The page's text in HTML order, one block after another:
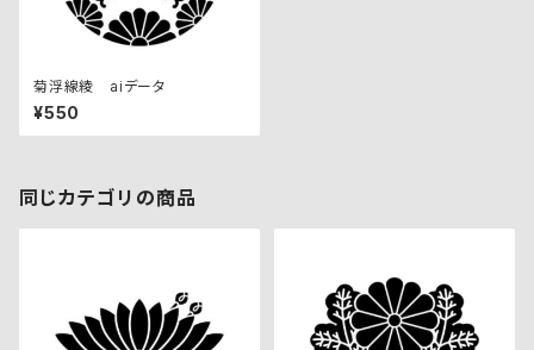
菊浮線綾 aiデータ
¥550
同じカテゴリの商品